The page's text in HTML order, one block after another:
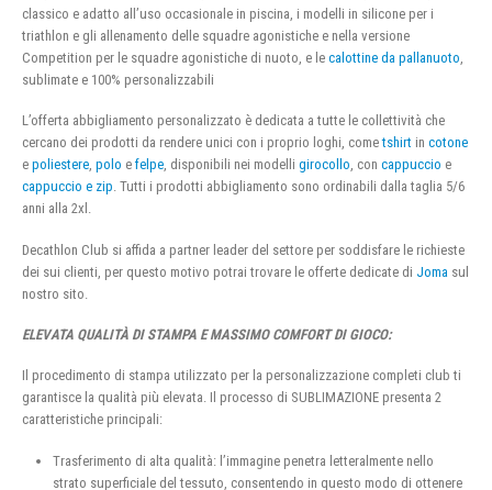
classico e adatto all’uso occasionale in piscina, i modelli in silicone per i
triathlon e gli allenamento delle squadre agonistiche e nella versione
Competition per le squadre agonistiche di nuoto, e le calottine da pallanuoto,
sublimate e 100% personalizzabili
L’offerta abbigliamento personalizzato è dedicata a tutte le collettività che
cercano dei prodotti da rendere unici con i proprio loghi, cometshirt in cotone
e poliestere, polo e felpe, disponibili nei modelli girocollo, con cappuccio e
cappuccio e zip. Tutti i prodotti abbigliamento sono ordinabili dalla taglia 5/6
anni alla 2xl.
Decathlon Club si affida a partner leader del settore per soddisfare le richieste
dei sui clienti, per questo motivo potrai trovare le offerte dedicate di Joma sul
nostro sito.
ELEVATA QUALITÀ DI STAMPA E MASSIMO COMFORT DI GIOCO:
Il procedimento di stampa utilizzato per la personalizzazione completi club ti
garantisce la qualità più elevata. Il processo di SUBLIMAZIONE presenta 2
caratteristiche principali:
Trasferimento di alta qualità: l’immagine penetra letteralmente nello
strato superficiale del tessuto, consentendo in questo modo di ottenere